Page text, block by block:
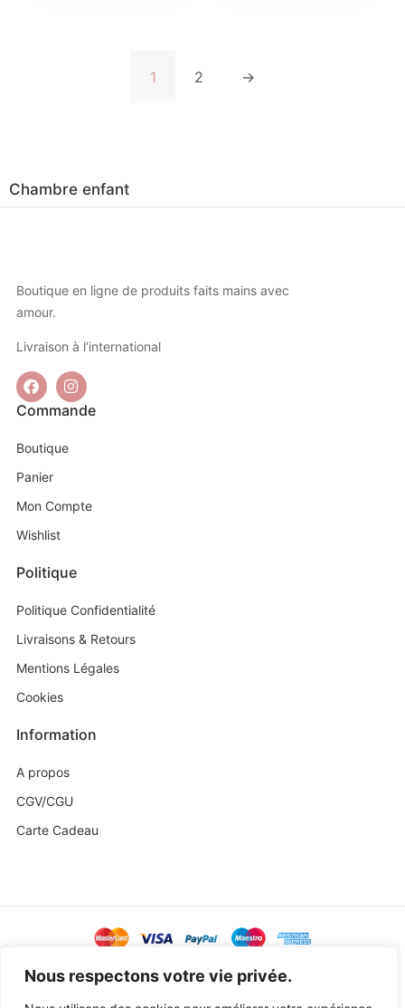
Nous respectons votre vie privée.
1 2 →
Chambre enfant
Boutique en ligne de produits faits mains avec
amour.
Livraison à l’international
Commande
Boutique
Panier
Mon Compte
Wishlist
Politique
Politique Confidentialité
Livraisons & Retours
Mentions Légales
Cookies
Information
A propos
CGV/CGU
Carte Cadeau
@ Copyright 2023 Baby Sweetness byAgence Exoa